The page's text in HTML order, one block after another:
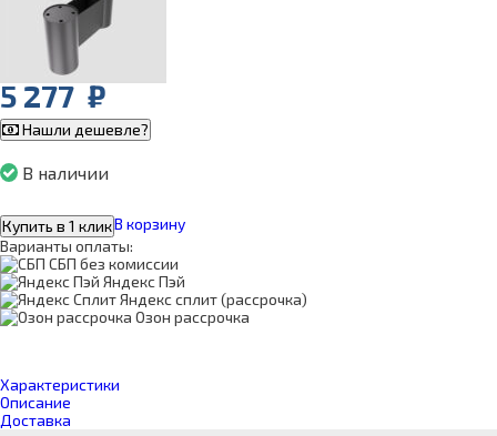
5 277₽
Нашли дешевле?
В наличии
Купить в 1 кликВ корзину
Варианты оплаты:
СБП без комиссии
Яндекс Пэй
Яндекс сплит (рассрочка)
Озон рассрочка
Характеристики
Описание
Доставка